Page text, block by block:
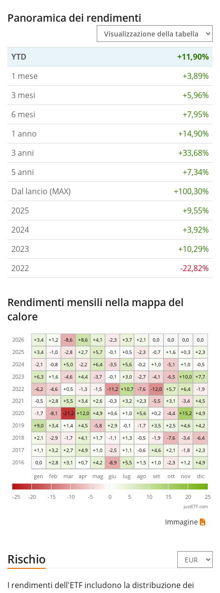
Panoramica dei rendimenti
YTD
+11,90%
1 mese
+3,89%
3 mesi
+5,96%
6 mesi
+7,95%
1 anno
+14,90%
3 anni
+33,68%
5 anni
+7,34%
Dal lancio (MAX)
+100,30%
2025
+9,55%
2024
+3,92%
2023
+10,29%
2022
-22,82%
Rendimenti mensili nella mappa del
calore
0,0 +2,8 +3,1 +0,7 +4,2 -8,9 +5,5 +1,5 +1,0 -2,3 +1,2 +4,9
+1,1 +3,2 +2,7 +4,9 +1,0 -2,5 +1,1 -0,6 +4,6 +2,1 -1,8 +2,3
+2,1 -2,9 -1,7 +4,1 +1,7 -1,1 +1,3 -0,5 -1,9 -7,6 -3,4 -6,4
+9,0 +3,4 +1,4 +4,5 -5,8 +2,9 -0,1 -1,7 +3,5 +2,5 +4,6 +4,2
-1,7 -8,1 -21,2 +12,0 +4,9 +0,6 +1,0 +5,6 +0,2 -4,4 +15,2 +4,9
-0,5 +2,8 +5,5 +3,4 +2,6 -0,3 +3,2 +2,3 -5,5 +3,1 -3,4 +4,5
-6,2 -4,6 +0,5 -1,3 -1,5 -11,2 +10,7 -7,6 -12,0 +5,7 +6,4 -1,9
+6,3 +1,6 -4,6 +4,4 -3,7 -0,1 +3,0 -2,7 -4,1 -6,5 +10,0 +7,7
-2,1 -0,8 +5,0 -2,2 +6,4 -3,5 +5,6 -0,2 +1,0 -5,1 +1,0 -0,5
+3,4 -1,0 -2,8 +2,7 +5,7 -0,1 +0,5 -2,3 -0,7 +1,6 +0,3 +2,3
+3,4 +1,2 -8,6 +8,6 +4,1 -2,3 +3,7 +2,1 0,0 0,0 0,0 0,0
-25 -20 -15 -10 -5 0 5 10 15 20 25
gen feb mar apr mag giu lug ago set ott nov dic
2016
2017
2018
2019
2020
2021
2022
2023
2024
2025
2026
justETF.com
Immagine
Rischio
I rendimenti dell'ETF includono la distribuzione dei